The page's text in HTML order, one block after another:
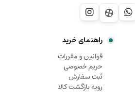
راهنمای خرید
قوانین و مقررات
حریم خصوصی
ثبت سفارش
رویه بازگشت کالا